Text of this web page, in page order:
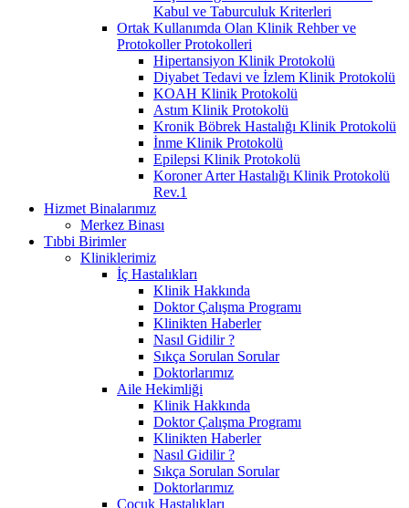
Kabul ve Taburculuk Kriterleri
Ortak Kullanımda Olan Klinik Rehber ve
Protokoller Protokolleri
Hipertansiyon Klinik Protokolü
Diyabet Tedavi ve İzlem Klinik Protokolü
KOAH Klinik Protokolü
Astım Klinik Protokolü
Kronik Böbrek Hastalığı Klinik Protokolü
İnme Klinik Protokolü
Epilepsi Klinik Protokolü
Koroner Arter Hastalığı Klinik Protokolü
Rev.1
Hizmet Binalarımız
Merkez Binası
Tıbbi Birimler
Kliniklerimiz
İç Hastalıkları
Klinik Hakkında
Doktor Çalışma Programı
Klinikten Haberler
Nasıl Gidilir ?
Sıkça Sorulan Sorular
Doktorlarımız
Aile Hekimliği
Klinik Hakkında
Doktor Çalışma Programı
Klinikten Haberler
Nasıl Gidilir ?
Sıkça Sorulan Sorular
Doktorlarımız
Çocuk Hastalıkları